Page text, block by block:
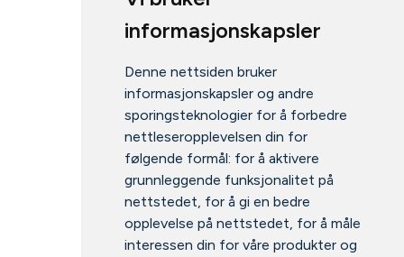
informasjonskapsler
Denne nettsiden bruker
informasjonskapsler og andre
sporingsteknologier for å forbedre
nettleseropplevelsen din for
følgende formål: for å aktivere
grunnleggende funksjonalitet på
nettstedet, for å gi en bedre
opplevelse på nettstedet, for å måle
interessen din for våre produkter og